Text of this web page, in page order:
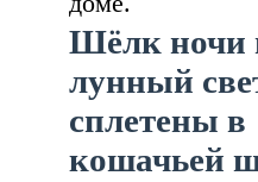
Шёлк ночи
лунный
сплетены в
кошачьей